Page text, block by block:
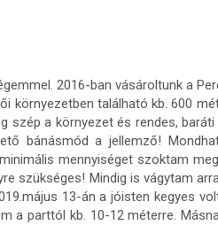
2016-ban vásároltunk a
környezetben található kb. 600
szép a környezet és rendes,
bánásmód a jellemző!
mennyiséget szoktam
szükséges! Mindig is vágytam
13-án a jóisten kegyes
a parttól kb. 10-12 méterre.